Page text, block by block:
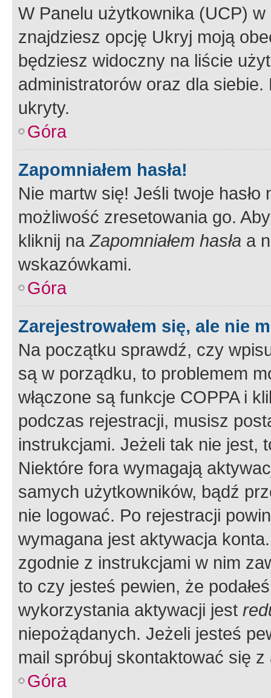
W Panelu użytkownika (UCP) w
znajdziesz opcję Ukryj moją
będziesz widoczny na liście
administratorów oraz dla
ukryty.
Góra
Zapomniałem hasła!
Nie martw się! Jeśli twoje
możliwość zresetowania go.
kliknij naZapomniałem hasła a
wskazówkami.
Góra
Zarejestrowałem się, ale nie
Na początku sprawdź, czy
są w porządku, to problemem
włączone są funkcje COPPA i
podczas rejestracji, musisz
instrukcjami. Jeżeli tak nie jest,
Niektóre fora wymagają
samych użytkowników, bądź
nie logować. Po rejestracji
wymagana jest aktywacja
zgodnie z instrukcjami w nim
to czy jesteś pewien, że
wykorzystania aktywacji jest
niepożądanych. Jeżeli jesteś
mail spróbuj skontaktować się
Góra